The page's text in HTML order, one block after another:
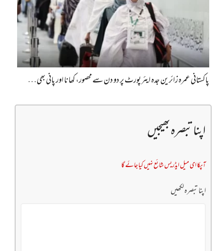
پاکستانی عمرہ زائرین جدہ ایئرپورٹ پر دو دن سے محصور، کھانا اور پانی بھی…
اپنا تبصرہ بھیجیں
آپکا ای میل ایڈریس شائع نہیں کیا جائے گا
اپنا تبصرہ لکھیں